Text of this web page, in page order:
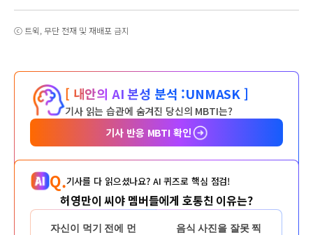
ⓒ 트윅, 무단 전재 및 재배포 금지
[ 내안의 AI 본성 분석 :UNMASK ]
기사 읽는 습관에 숨겨진 당신의 MBTI는?
기사 반응 MBTI 확인
Q.기사를 다 읽으셨나요? AI 퀴즈로 핵심 점검!
허영만이 씨야 멤버들에게 호통친 이유는?
자신이 먹기 전에 먼
음식 사진을 잘못 찍